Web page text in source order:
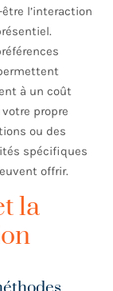
l’interaction
à un coût
propre
ou des
spécifiques
offrir.
la